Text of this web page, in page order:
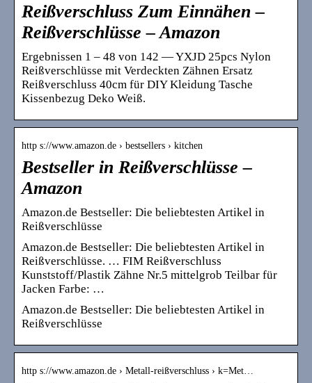
Reißverschluss Zum Einnähen –
Reißverschlüsse – Amazon
Ergebnissen 1 – 48 von 142 — YXJD 25pcs Nylon
Reißverschlüsse mit Verdeckten Zähnen Ersatz
Reißverschluss 40cm für DIY Kleidung Tasche
Kissenbezug Deko Weiß.
http s://www.amazon.de › bestsellers › kitchen
Bestseller in Reißverschlüsse –
Amazon
Amazon.de Bestseller: Die beliebtesten Artikel in
Reißverschlüsse
Amazon.de Bestseller: Die beliebtesten Artikel in
Reißverschlüsse. … FIM Reißverschluss
Kunststoff/Plastik Zähne Nr.5 mittelgrob Teilbar für
Jacken Farbe: …
Amazon.de Bestseller: Die beliebtesten Artikel in
Reißverschlüsse
http s://www.amazon.de › Metall-reißverschluss › k=Met…